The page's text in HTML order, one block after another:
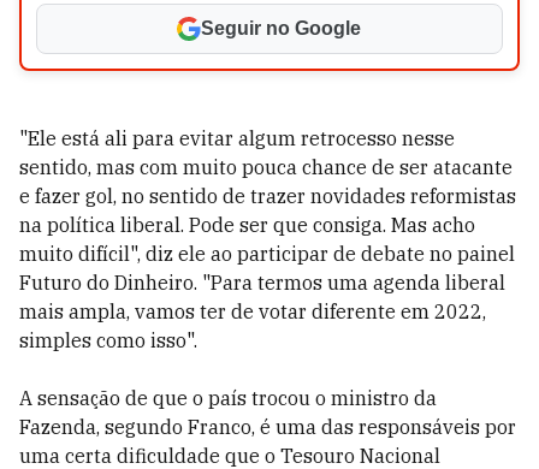
Seguir no Google
"Ele está ali para evitar algum retrocesso nesse
sentido, mas com muito pouca chance de ser atacante
e fazer gol, no sentido de trazer novidades reformistas
na política liberal. Pode ser que consiga. Mas acho
muito difícil", diz ele ao participar de debate no painel
Futuro do Dinheiro. "Para termos uma agenda liberal
mais ampla, vamos ter de votar diferente em 2022,
simples como isso".
A sensação de que o país trocou o ministro da
Fazenda, segundo Franco, é uma das responsáveis por
uma certa dificuldade que o Tesouro Nacional